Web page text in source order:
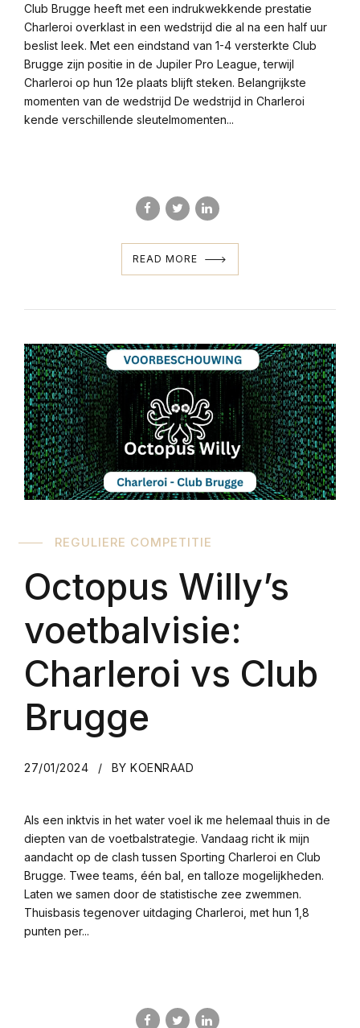
Club Brugge heeft met een indrukwekkende prestatie
Charleroi overklast in een wedstrijd die al na een half uur
beslist leek. Met een eindstand van 1-4 versterkte Club
Brugge zijn positie in de Jupiler Pro League, terwijl
Charleroi op hun 12e plaats blijft steken. Belangrijkste
momenten van de wedstrijd De wedstrijd in Charleroi
kende verschillende sleutelmomenten...
READ MORE
REGULIERE COMPETITIE
Octopus Willy’s
voetbalvisie:
Charleroi vs Club
Brugge
27/01/2024 BY KOENRAAD
Als een inktvis in het water voel ik me helemaal thuis in de
diepten van de voetbalstrategie. Vandaag richt ik mijn
aandacht op de clash tussen Sporting Charleroi en Club
Brugge. Twee teams, één bal, en talloze mogelijkheden.
Laten we samen door de statistische zee zwemmen.
Thuisbasis tegenover uitdaging Charleroi, met hun 1,8
punten per...